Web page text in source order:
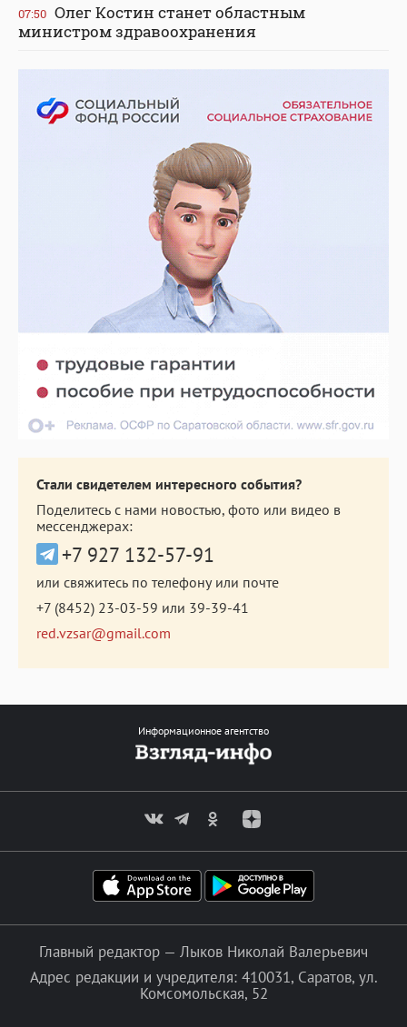
07:50 Олег Костин станет областным
министром здравоохранения
Стали свидетелем интересного события?
Поделитесь с нами новостью, фото или видео в
мессенджерах:
+7 927 132-57-91
или свяжитесь по телефону или почте
+7 (8452) 23-03-59 или 39-39-41
red.vzsar@gmail.com
Информационное агентство
Главный редактор — Лыков Николай Валерьевич
Адрес редакции и учредителя: 410031, Саратов, ул.
Комсомольская, 52